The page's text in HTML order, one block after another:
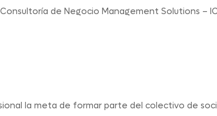
de Negocio Management Solutions –
la meta de formar parte del colectivo de